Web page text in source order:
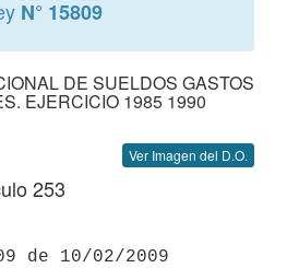
N° 15809
DE SUELDOS GASTOS
EJERCICIO 1985 1990
Ver Imagen del D.O.
253
de 10/02/2009